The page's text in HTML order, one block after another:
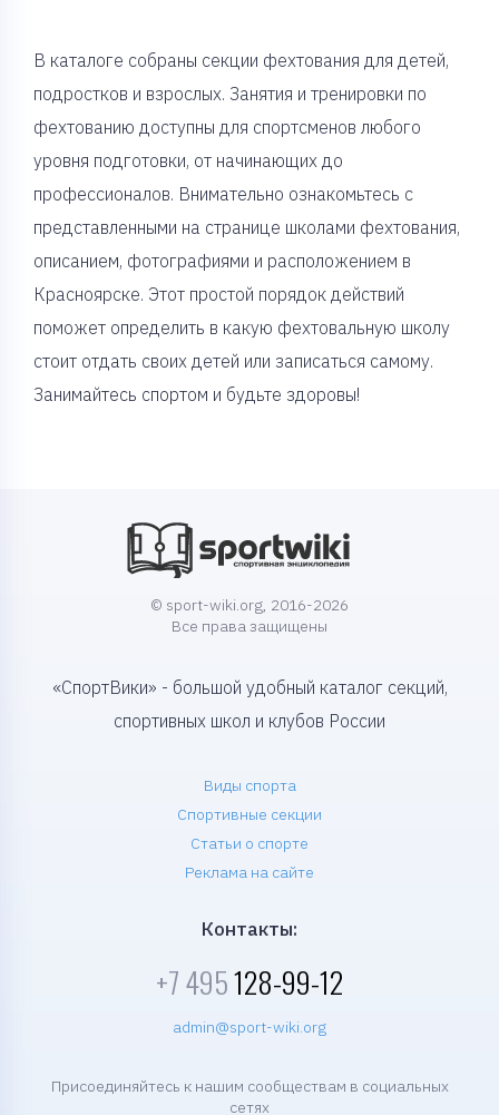
В каталоге собраны секции фехтования для детей,
подростков и взрослых. Занятия и тренировки по
фехтованию доступны для спортсменов любого
уровня подготовки, от начинающих до
профессионалов. Внимательно ознакомьтесь с
представленными на странице школами фехтования,
описанием, фотографиями и расположением в
Красноярске. Этот простой порядок действий
поможет определить в какую фехтовальную школу
стоит отдать своих детей или записаться самому.
Занимайтесь спортом и будьте здоровы!
© sport-wiki.org, 2016-2026
Все права защищены
«СпортВики» - большой удобный каталог секций,
спортивных школ и клубов России
Виды спорта
Спортивные секции
Статьи о спорте
Реклама на сайте
Контакты:
+7 495128-99-12
admin@sport-wiki.org
Присоединяйтесь к нашим сообществам в социальных
сетях